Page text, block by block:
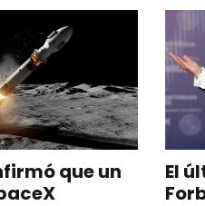
que un
El